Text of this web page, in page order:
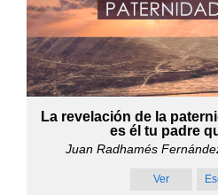
La revelación de la
es él tu padre
Juan Radhamés
Ver